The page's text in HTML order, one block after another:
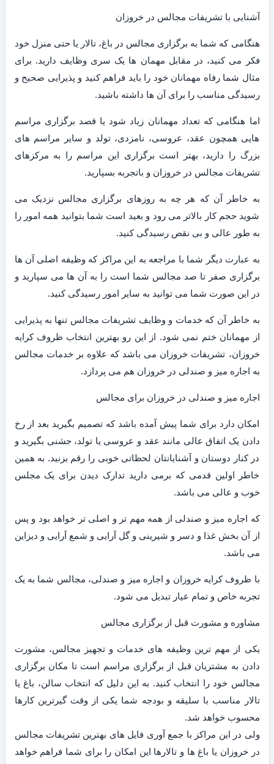
آشنایی با تشریفات مجالس در خروزان
هنگامی که شما به برگزاری مجالس در باغ، تالار یا حتی منزل خود
فکر می کنید، در مقابل مهمان ها یک سری وظایف دارید. برای
مثال شما رفاه مهمانان خود را باید فراهم کنید و پذیرایی صحیح و
رسیدگی مناسب را برای آن ها داشته باشید.
اما هنگامی که تعداد مهمانان زیاد شود یا قصد برگزاری مراسم
هایی همچون عقد، عروسی، نامزدی، تولد و سایر مراسم های
بزرگ را دارید، بهتر است برگزاری این مراسم را به مرکزهای
تشریفات مجالس در خروزان و باتجربه بسپارید.
به خاطر آن که هر چه به روزهای برگزاری مجالس نزدیک می
شوید حجم کار بالاتر می رود و بعید است شما بتوانید همه امور را
به طور عالی و بی نقص رسیدگی کنید.
به عبارت دیگر شما با مراجعه به این مراکز که وظیفه اصلی آن ها
برگزاری صفر تا صد مجالس شما است را به آن ها می سپارید و
در این صورت شما می توانید به سایر امور رسیدگی کنید.
به خاطر آن که خدمات و وظایف تشریفات مجالس تنها به پذیرایی
از مهمانان ختم نمی شود. از این رو بهترین انتخاب ظروف کرایه
خروزان، تشریفات خروزان می باشد که علاوه بر خدمات مجالس
به اجاره میز و صندلی در خروزان هم می پردازد.
اجاره میز و صندلی در خروزان برای مجالس
امکان دارد برای شما پیش آمده باشد که تصمیم بگیرید بعد از رخ
دادن یک اتفاق عالی مانند عقد و عروسی یا تولد، جشنی بگیرید و
در کنار دوستان و آشنایانتان لحظاتی خوبی را رقم بزنید. به همین
خاطر اولین قدمی که برمی دارید تدارک دیدن برای یک مجلس
خوب و عالی می باشد.
که اجاره میز و صندلی از همه مهم تر و اصلی تر خواهد بود و پس
از آن بخش غذا و دسر و شیرینی و گل آرایی و شمع آرایی و دیزاین
می باشد.
با ظروف کرایه خروزان و اجاره میز و صندلی، مجالس شما به یک
تجربه خاص و تمام عیار تبدیل می شود.
مشاوره و مشورت قبل از برگزاری مجالس
یکی از مهم ترین وظیفه های خدمات و تجهیز مجالس، مشورت
دادن به مشتریان قبل از برگزاری مراسم است تا مکان برگزاری
مجالس خود را انتخاب کنید. به این دلیل که انتخاب سالن، باغ یا
تالار مناسب با سلیقه و بودجه شما یکی از وقت گیرترین کارها
محسوب خواهد شد.
ولی در این مراکز با جمع آوری فایل های بهترین تشریفات مجالس
در خروزان یا باغ ها و تالارها این امکان را برای شما فراهم خواهد